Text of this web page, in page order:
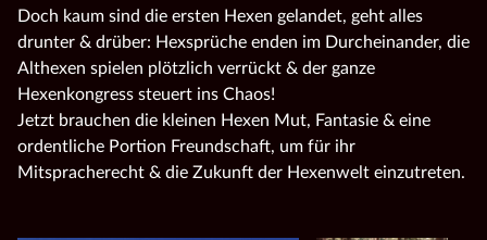
Doch kaum sind die ersten Hexen gelandet, geht alles
drunter & drüber: Hexsprüche enden im Durcheinander, die
Althexen spielen plötzlich verrückt & der ganze
Hexenkongress steuert ins Chaos!
Jetzt brauchen die kleinen Hexen Mut, Fantasie & eine
ordentliche Portion Freundschaft, um für ihr
Mitspracherecht & die Zukunft der Hexenwelt einzutreten.